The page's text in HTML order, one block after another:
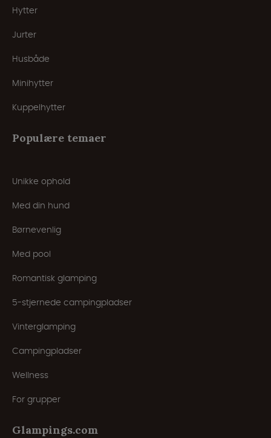
Hytter
Jurter
Husbåde
Minihytter
Kuppelhytter
Populære temaer
Unikke ophold
Med din hund
Børnevenlig
Med pool
Romantisk glamping
5-stjernede campingpladser
Vinterglamping
Campingpladser
Wellness
For grupper
Glampings.com